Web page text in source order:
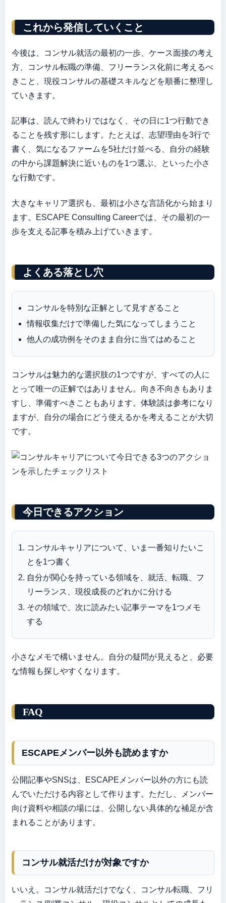
これから発信していくこと
今後は、コンサル就活の最初の一歩、ケース面接の考え
方、コンサル転職の準備、フリーランス化前に考えるべ
きこと、現役コンサルの基礎スキルなどを順番に整理し
ていきます。
記事は、読んで終わりではなく、その日に1つ行動でき
ることを残す形にします。たとえば、志望理由を3行で
書く、気になるファームを5社だけ並べる、自分の経験
の中から課題解決に近いものを1つ選ぶ、といった小さ
な行動です。
大きなキャリア選択も、最初は小さな言語化から始まり
ます。ESCAPE Consulting Careerでは、その最初の一
歩を支える記事を積み上げていきます。
よくある落とし穴
コンサルを特別な正解として見すぎること
情報収集だけで準備した気になってしまうこと
他人の成功例をそのまま自分に当てはめること
コンサルは魅力的な選択肢の1つですが、すべての人に
とって唯一の正解ではありません。向き不向きもありま
すし、準備すべきこともあります。体験談は参考になり
ますが、自分の場合にどう使えるかを考えることが大切
です。
今日できるアクション
コンサルキャリアについて、いま一番知りたいこ
とを1つ書く
自分が関心を持っている領域を、就活、転職、フ
リーランス、現役成長のどれかに分ける
その領域で、次に読みたい記事テーマを1つメモ
する
小さなメモで構いません。自分の疑問が見えると、必要
な情報も探しやすくなります。
FAQ
ESCAPEメンバー以外も読めますか
公開記事やSNSは、ESCAPEメンバー以外の方にも読
んでいただける内容として作ります。ただし、メンバー
向け資料や相談の場には、公開しない具体的な補足が含
まれることがあります。
コンサル就活だけが対象ですか
いいえ。コンサル就活だけでなく、コンサル転職、フリ